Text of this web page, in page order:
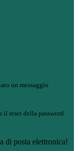
un messaggio
il reset della password
di posta elettronica!